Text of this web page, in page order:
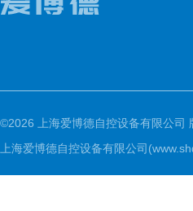
©2026 上海爱博德自控设备有限公司
上海爱博德自控设备有限公司